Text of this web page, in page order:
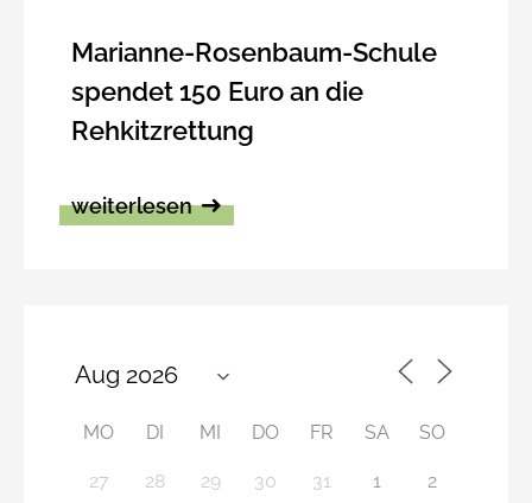
Marianne-Rosenbaum-Schule
spendet 150 Euro an die
Rehkitzrettung
weiterlesen
MO DI MI DO FR SA SO
27 28 29 30 31 1 2